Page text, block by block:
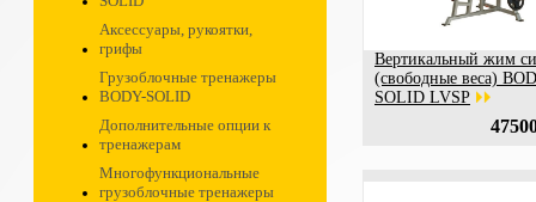
Аксессуары, рукоятки,
грифы
Грузоблочные тренажеры
BODY-SOLID
Дополнительные опции к
тренажерам
Многофункциональные
грузоблочные тренажеры
Вертикальный жим
(свободные веса)
SOLID LVSP